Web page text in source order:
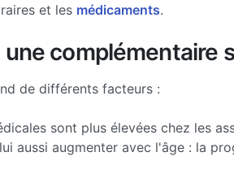
et les médicaments.
complémentaire
de différents facteurs :
sont plus élevées chez les
aussi augmenter avec l'âge : la